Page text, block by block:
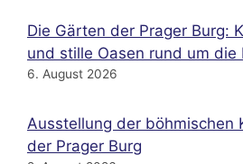
Die Gärten der Prager Burg:
und stille Oasen rund um die
6. August 2026
Ausstellung der böhmischen
der Prager Burg